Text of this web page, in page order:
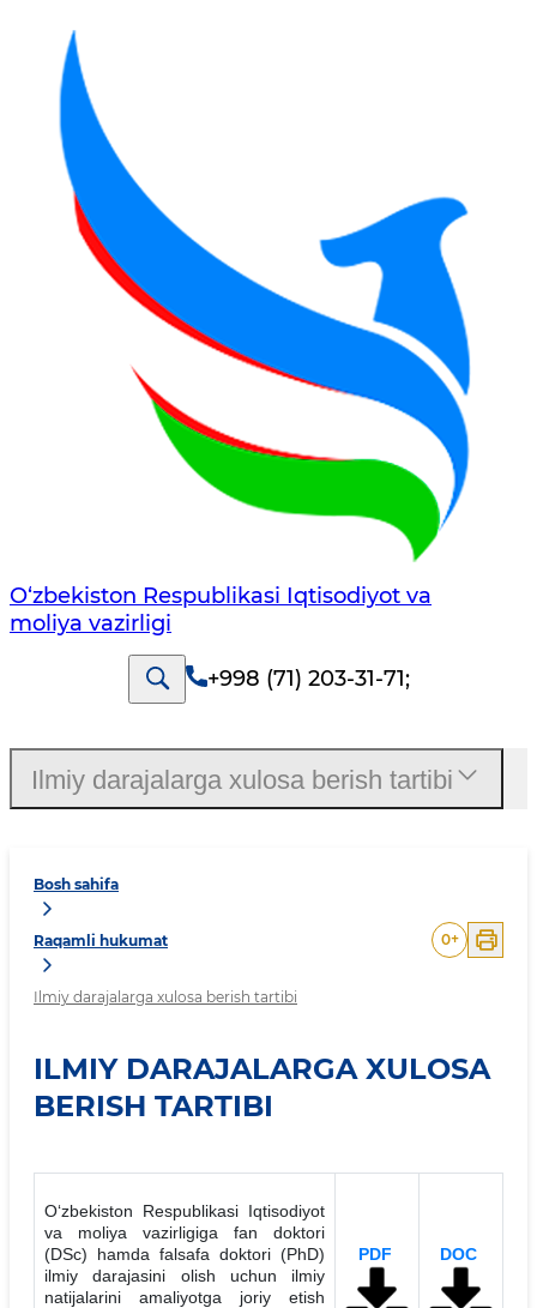
O‘zbekiston Respublikasi Iqtisodiyot va
moliya vazirligi
+998 (71) 203-31-71;
Bosh sahifa
Raqamli hukumat
Ilmiy darajalarga xulosa berish tartibi
0+
ILMIY DARAJALARGA XULOSA
BERISH TARTIBI
Oʻzbekiston Respublikasi Iqtisodiyot
va moliya vazirligiga fan doktori
(DSc) hamda falsafa doktori (PhD)
ilmiy darajasini olish uchun ilmiy
natijalarini amaliyotga joriy etish
PDF DOC
Ilmiy darajalarga xulosa berish tartibi